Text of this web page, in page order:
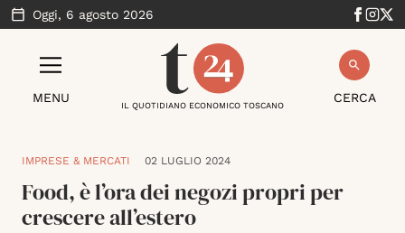
Oggi, 6 agosto 2026
MENU CERCA
IL QUOTIDIANO ECONOMICO TOSCANO
IMPRESE & MERCATI 02 LUGLIO 2024
Food, è l’ora dei negozi propri per
crescere all’estero